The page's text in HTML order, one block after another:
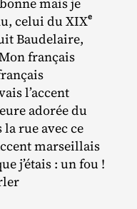
celui du XIXe
Baudelaire,
français
l’accent
adorée du
la rue avec ce
marseillais
j’étais : un fou !